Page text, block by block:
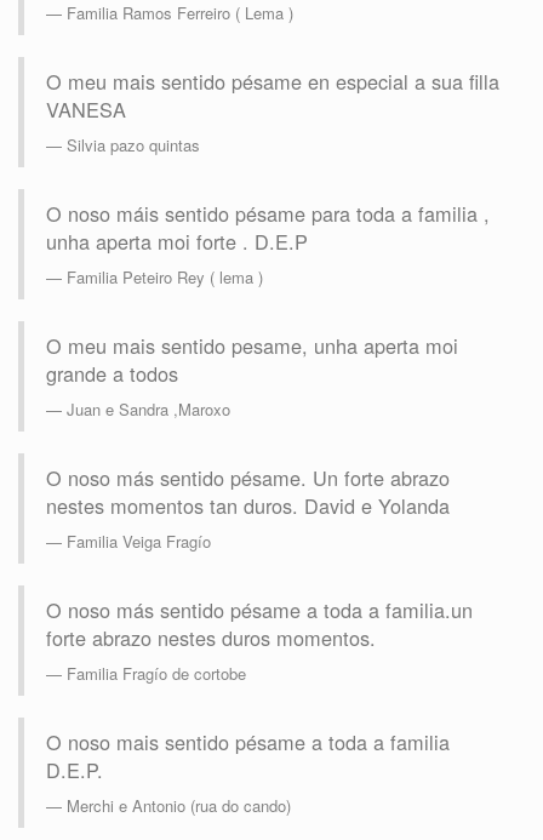
Familia Ramos Ferreiro ( Lema )
O meu mais sentido pésame en especial a sua filla
VANESA
Silvia pazo quintas
O noso máis sentido pésame para toda a familia ,
unha aperta moi forte . D.E.P
Familia Peteiro Rey ( lema )
O meu mais sentido pesame, unha aperta moi
grande a todos
Juan e Sandra ,Maroxo
O noso más sentido pésame. Un forte abrazo
nestes momentos tan duros. David e Yolanda
Familia Veiga Fragío
O noso más sentido pésame a toda a familia.un
forte abrazo nestes duros momentos.
Familia Fragío de cortobe
O noso mais sentido pésame a toda a familia
D.E.P.
Merchi e Antonio (rua do cando)